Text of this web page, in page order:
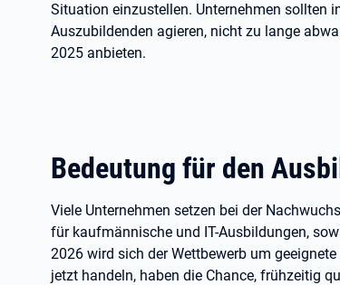
Situation einzustellen. Unternehmen sollten
Auszubildenden agieren, nicht zu lange
2025 anbieten.
Bedeutung für den
Viele Unternehmen setzen bei der
für kaufmännische und IT-Ausbildungen,
2026 wird sich der Wettbewerb um
jetzt handeln, haben die Chance, frühzeitig